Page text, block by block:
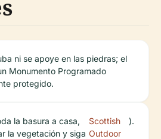
ni se apoye en las piedras; el
Monumento Programado
protegido.
la basura a casa,
la vegetación y siga
Scottish
Outdoor
).